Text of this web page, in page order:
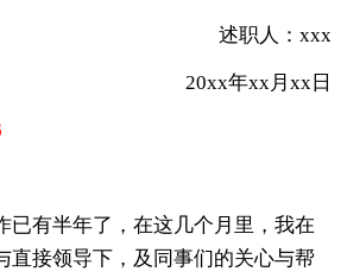
述职人：xxx
20xx年xx月xx日
有半年了，在这几个月里，我在
直接领导下，及同事们的关心与帮